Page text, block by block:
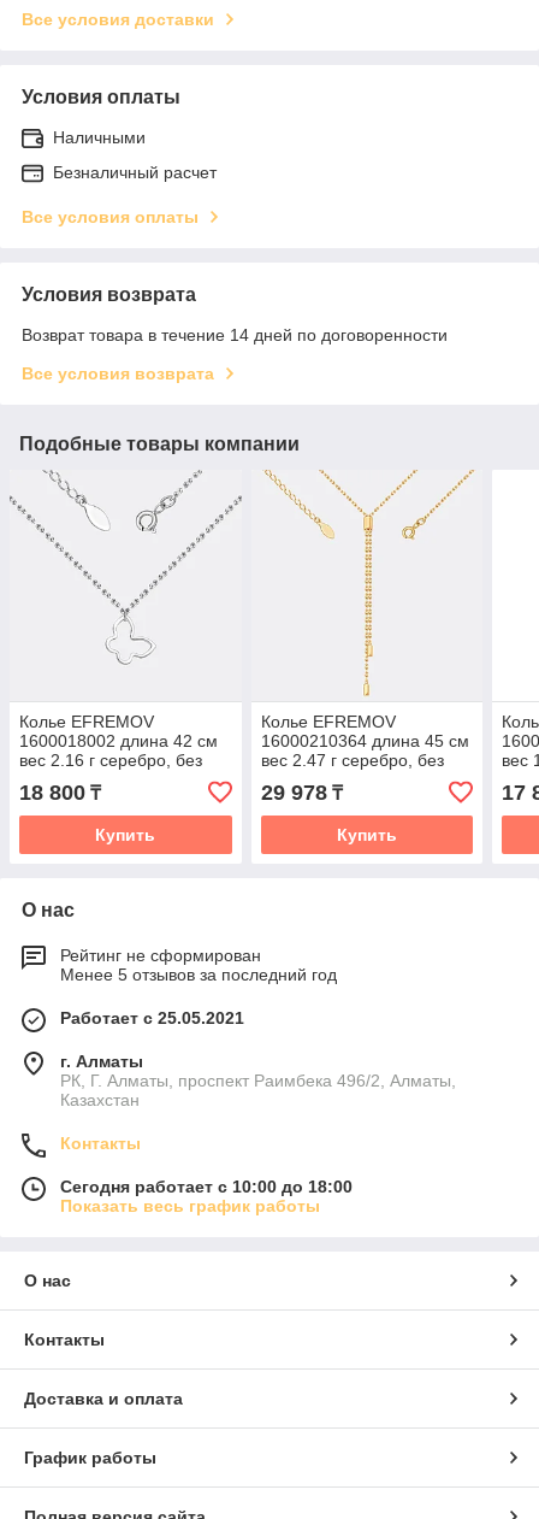
Все условия доставки
Условия оплаты
Наличными
Безналичный расчет
Все условия оплаты
Условия возврата
Возврат товара в течение 14 дней по договоренности
Все условия возврата
Подобные товары компании
Колье EFREMOV
1600018002 длина 42 см
вес 2.16 г серебро, без
18 800 ₸
Купить
Колье EFREMOV
16000210364 длина 45 см
вес 2.47 г серебро, без
29 978₸
Купить
вес
17
О нас
Рейтинг не сформирован
Менее 5 отзывов за последний год
Работает с 25.05.2021
г. Алматы
РК, Г. Алматы, проспект Раимбека 496/2, Алматы,
Казахстан
Контакты
Сегодня работает с 10:00 до 18:00
Показать весь график работы
О нас
Контакты
Доставка и оплата
График работы